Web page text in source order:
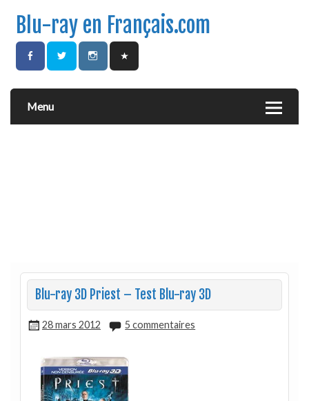
Blu-ray en Français.com
Menu
Blu-ray 3D Priest – Test Blu-ray 3D
28 mars 2012 5 commentaires